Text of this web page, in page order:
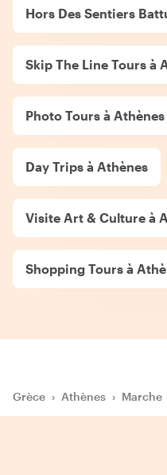
Hors Des Sentiers
Skip The Line Tours à
Photo Tours à Athènes
Day Trips à Athènes
Visite Art & Culture à
Shopping Tours à
Grèce › Athènes › Marche